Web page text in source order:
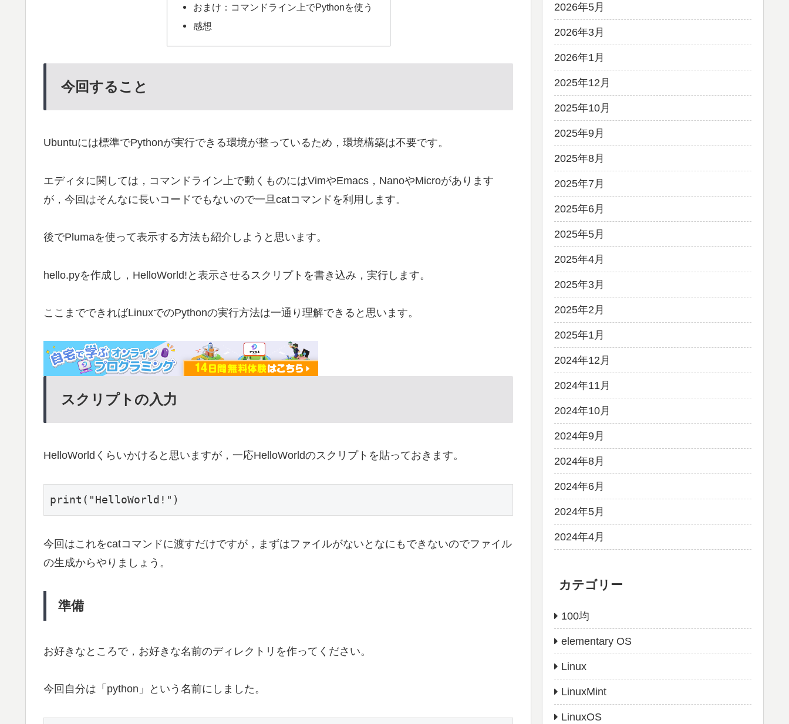
おまけ：コマンドライン上でPythonを使う
感想
今回すること
Ubuntuには標準でPythonが実行できる環境が整っているため，環境構築は不要です。
エディタに関しては，コマンドライン上で動くものにはVimやEmacs，NanoやMicroがあります
が，今回はそんなに長いコードでもないので一旦catコマンドを利用します。
後でPlumaを使って表示する方法も紹介しようと思います。
hello.pyを作成し，HelloWorld!と表示させるスクリプトを書き込み，実行します。
ここまでできればLinuxでのPythonの実行方法は一通り理解できると思います。
スクリプトの入力
HelloWorldくらいかけると思いますが，一応HelloWorldのスクリプトを貼っておきます。
print("HelloWorld!")
今回はこれをcatコマンドに渡すだけですが，まずはファイルがないとなにもできないのでファイル
の生成からやりましょう。
準備
お好きなところで，お好きな名前のディレクトリを作ってください。
今回自分は「python」という名前にしました。
2026年5月
2026年3月
2026年1月
2025年12月
2025年10月
2025年9月
2025年8月
2025年7月
2025年6月
2025年5月
2025年4月
2025年3月
2025年2月
2025年1月
2024年12月
2024年11月
2024年10月
2024年9月
2024年8月
2024年6月
2024年5月
2024年4月
カテゴリー
100均
elementary OS
Linux
LinuxMint
LinuxOS